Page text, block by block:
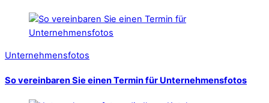
Unternehmensfotos
So vereinbaren Sie einen Termin für Unternehmensfotos